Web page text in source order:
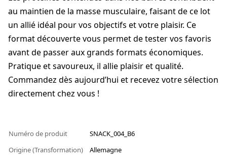
au maintien de la masse musculaire, faisant de ce lot
un allié idéal pour vos objectifs et votre plaisir. Ce
format découverte vous permet de tester vos favoris
avant de passer aux grands formats économiques.
Pratique et savoureux, il allie plaisir et qualité.
Commandez dès aujourd’hui et recevez votre sélection
directement chez vous !
Numéro de produit
SNACK_004_B6
Origine (Transformation)
Allemagne